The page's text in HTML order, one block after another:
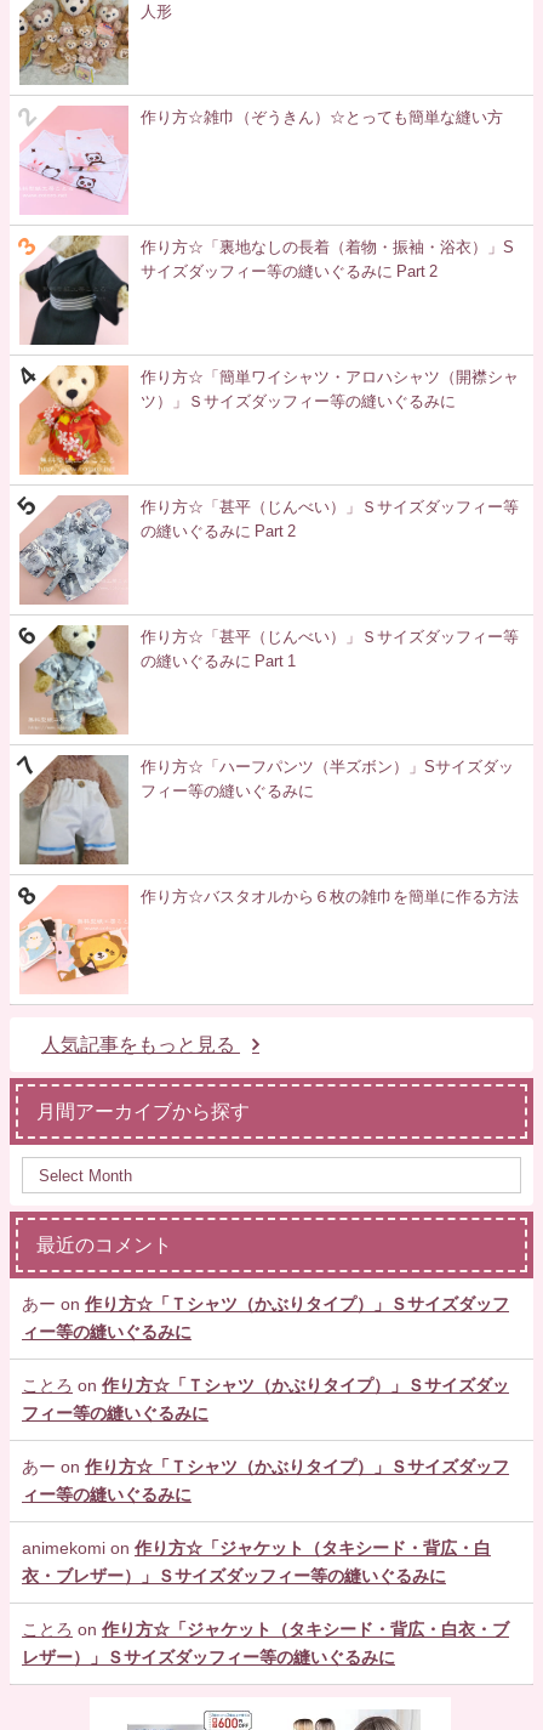
人形
作り方☆雑巾（ぞうきん）☆とっても簡単な縫い方
作り方☆「裏地なしの長着（着物・振袖・浴衣）」S
サイズダッフィー等の縫いぐるみに Part 2
作り方☆「簡単ワイシャツ・アロハシャツ（開襟シャ
ツ）」Ｓサイズダッフィー等の縫いぐるみに
作り方☆「甚平（じんべい）」Ｓサイズダッフィー等
の縫いぐるみに Part 2
作り方☆「甚平（じんべい）」Ｓサイズダッフィー等
の縫いぐるみに Part 1
作り方☆「ハーフパンツ（半ズボン）」Sサイズダッ
フィー等の縫いぐるみに
作り方☆バスタオルから６枚の雑巾を簡単に作る方法
人気記事をもっと見る
月間アーカイブから探す
最近のコメント
あー on 作り方☆「Ｔシャツ（かぶりタイプ）」Ｓサイズダッフ
ィー等の縫いぐるみに
ことろ on 作り方☆「Ｔシャツ（かぶりタイプ）」Ｓサイズダッ
フィー等の縫いぐるみに
あー on 作り方☆「Ｔシャツ（かぶりタイプ）」Ｓサイズダッフ
ィー等の縫いぐるみに
animekomi on 作り方☆「ジャケット（タキシード・背広・白
衣・ブレザー）」Ｓサイズダッフィー等の縫いぐるみに
ことろ on 作り方☆「ジャケット（タキシード・背広・白衣・ブ
レザー）」Ｓサイズダッフィー等の縫いぐるみに